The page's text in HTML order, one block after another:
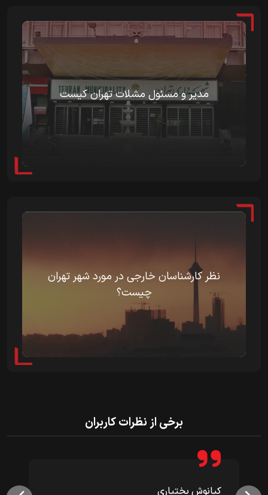
مدیر و مسئول مشلات تهران کیست
نظر کارشناسان خارجی در مورد شهر تهران
چیست؟
برخی از نظرات کاربران
کیانوش بختیاری